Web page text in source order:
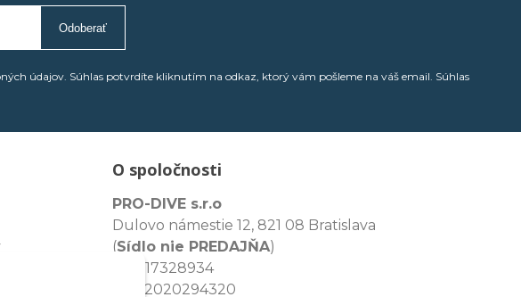
Odoberať
údajov. Súhlas potvrdíte kliknutím na odkaz, ktorý vám pošleme na váš email. Súhlas
O spoločnosti
PRO-DIVE s.r.o
Dulovo námestie 12, 821 08 Bratislava
(Sídlo nie PREDAJŇA)
IČO: 17328934
DIČ: 2020294320